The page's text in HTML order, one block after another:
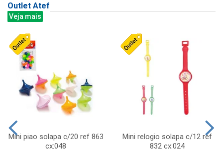
Outlet Atef
Veja mais
Mini piao solapa c/20 ref 863
cx:048
Mini relogio solapa c/12 ref
832 cx:024